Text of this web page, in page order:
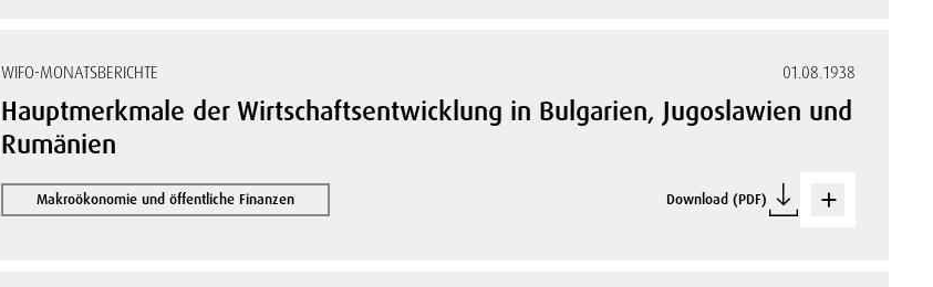
WIFO-MONATSBERICHTE 01.08.1938
Hauptmerkmale der Wirtschaftsentwicklung in Bulgarien, Jugoslawien und
Rumänien
Makroökonomie und öffentliche Finanzen Download (PDF)